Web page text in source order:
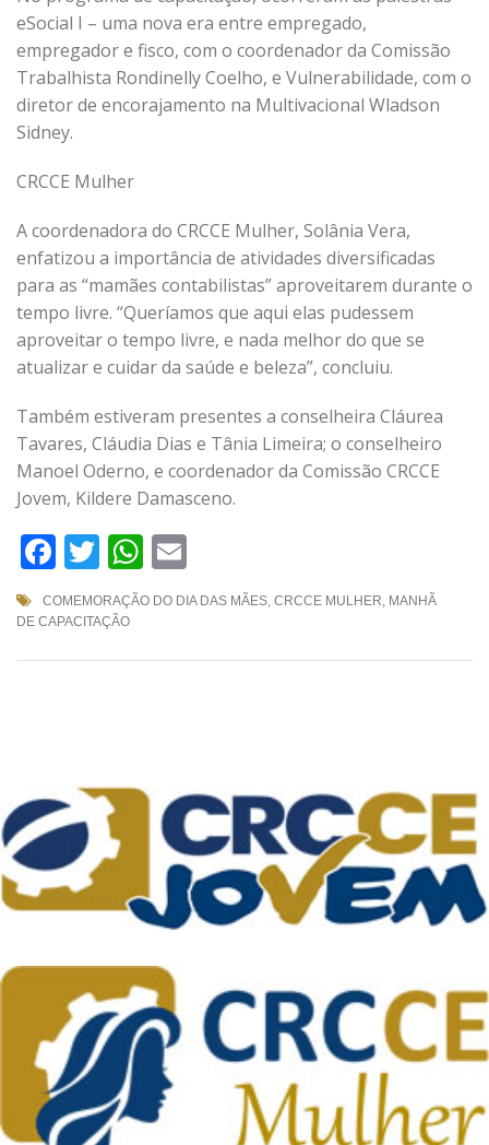
eSocial I – uma nova era entre empregado,
empregador e fisco, com o coordenador da Comissão
Trabalhista Rondinelly Coelho, e Vulnerabilidade, com o
diretor de encorajamento na Multivacional Wladson
Sidney.
CRCCE Mulher
A coordenadora do CRCCE Mulher, Solânia Vera,
enfatizou a importância de atividades diversificadas
para as “mamães contabilistas” aproveitarem durante o
tempo livre. “Queríamos que aqui elas pudessem
aproveitar o tempo livre, e nada melhor do que se
atualizar e cuidar da saúde e beleza”, concluiu.
Também estiveram presentes a conselheira Cláurea
Tavares, Cláudia Dias e Tânia Limeira; o conselheiro
Manoel Oderno, e coordenador da Comissão CRCCE
Jovem, Kildere Damasceno.
Facebook
TwitterWhatsApp
COMEMORAÇÃO DO DIA DAS MÃES, CRCCE MULHER, MANHÃ
DE CAPACITAÇÃO